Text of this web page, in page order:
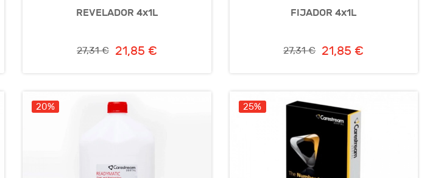
REVELADOR 4x1L
27,31 € 21,85 €
FIJADOR 4x1L
27,31 € 21,85 €
20% 25%